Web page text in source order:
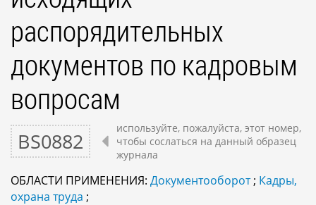
распорядительных
документов по кадровым
вопросам
BS0882
используйте, пожалуйста, этот номер,
чтобы сослаться на данный образец
журнала
ОБЛАСТИ ПРИМЕНЕНИЯ: Документооборот; Кадры,
охрана труда ;